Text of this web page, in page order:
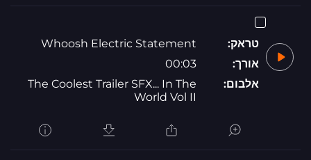
טראק:
Whoosh Electric Statement
אורך:
00:03
אלבום:
The Coolest Trailer SFX... In The
World Vol II